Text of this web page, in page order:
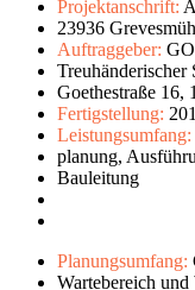
Projektanschrift:
23936
Auftraggeber:
Treuhänderischer
Goethestraße 16,
Fertigstellung:
Leistungsumfang:
planung,
Bauleitung
Planungsumfang:
Wartebereich